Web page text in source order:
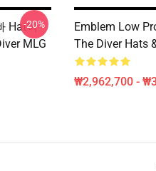
Hat이
MLG
-20%
Emblem Low
The Diver Hats
₩2,962,700 -